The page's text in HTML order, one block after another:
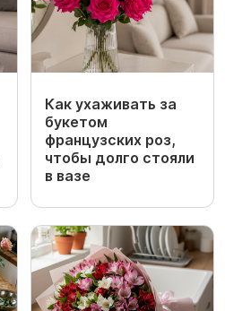
Как ухаживать за
букетом
французских роз,
чтобы долго стояли
в вазе